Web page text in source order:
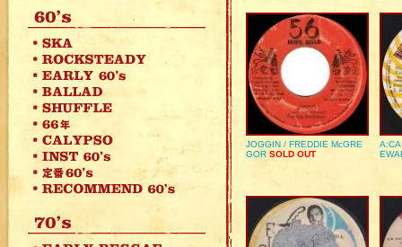
JOGGIN / FREDDIE McGRE
GOR SOLD OUT